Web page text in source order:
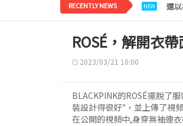
RECENTLY NEWS NEW LE
ROSÉ，解開衣
2023/03/21 10:00
BLACKPINK的ROSÉ擺脫了
裝設計得很好"，並上傳了視頻
在公開的視頻中,身穿無袖連